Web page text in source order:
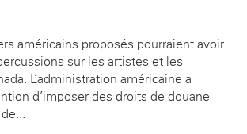
américains proposés pourraient avoir
sur les artistes et les
L’administration américaine a
d’imposer des droits de douane